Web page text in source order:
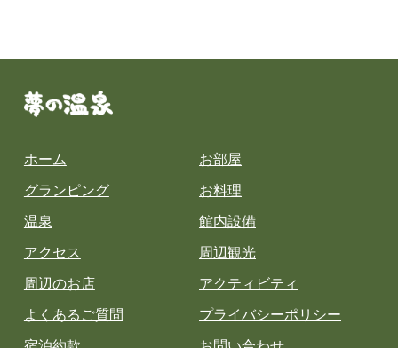
ホーム お部屋
グランピング お料理
温泉 館内設備
アクセス 周辺観光
周辺のお店 アクティビティ
よくあるご質問 プライバシーポリシー